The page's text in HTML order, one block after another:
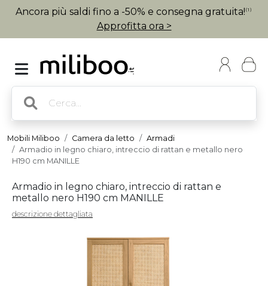
Ancora più saldi fino a -50% e consegna gratuita! (1)
Approfitta ora >
Mobili Miliboo Camera da letto
Armadi
Armadio in legno chiaro, intreccio di rattan e metallo nero
H190 cm MANILLE
Armadio in legno chiaro, intreccio di rattan e
metallo nero H190 cm MANILLE
descrizione dettagliata